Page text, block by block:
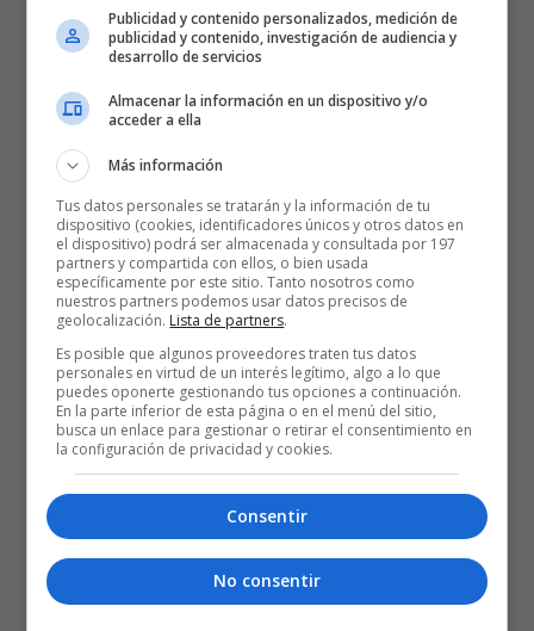
Publicidad y contenido personalizados, medición de
publicidad y contenido, investigación de audiencia y
desarrollo de servicios
Almacenar la información en un dispositivo y/o
acceder a ella
Más información
Tus datos personales se tratarán y la información de tu
dispositivo (cookies, identificadores únicos y otros datos en
el dispositivo) podrá ser almacenada y consultada por 197
partners y compartida con ellos, o bien usada
específicamente por este sitio. Tanto nosotros como
nuestros partners podemos usar datos precisos de
geolocalización. Lista de partners.
Es posible que algunos proveedores traten tus datos
personales en virtud de un interés legítimo, algo a lo que
puedes oponerte gestionando tus opciones a continuación.
En la parte inferior de esta página o en el menú del sitio,
busca un enlace para gestionar o retirar el consentimiento en
la configuración de privacidad y cookies.
Consentir
No consentir